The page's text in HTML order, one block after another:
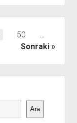
50
…
Sonraki
Ara